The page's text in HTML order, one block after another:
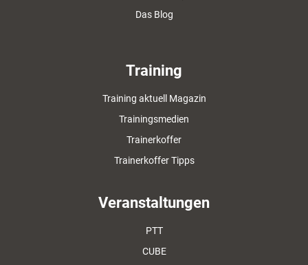
Das Blog
Training
Training aktuell Magazin
Trainingsmedien
Trainerkoffer
Trainerkoffer Tipps
Veranstaltungen
PTT
CUBE